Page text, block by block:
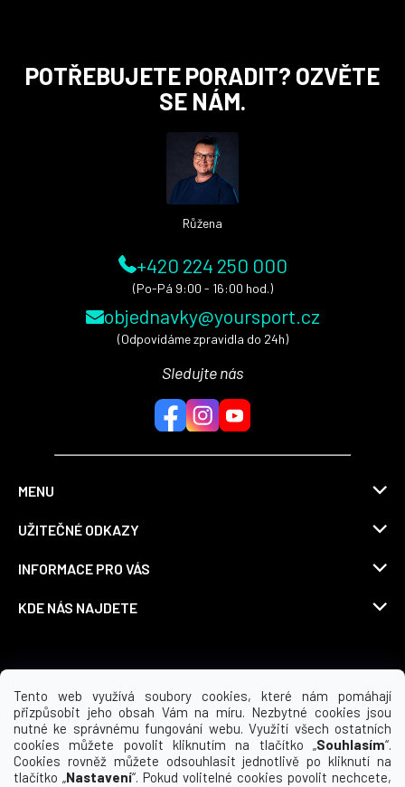
Tento web využívá soubory cookies, které nám pomáhají
přizpůsobit jeho obsah Vám na míru. Nezbytné cookies jsou
nutné ke správnému fungování webu. Využití všech ostatních
cookies můžete povolit kliknutím na tlačítko „Souhlasím“.
Cookies rovněž můžete odsouhlasit jednotlivě po kliknutí na
tlačítko „Nastavení“. Pokud volitelné cookies povolit nechcete,
POTŘEBUJETE PORADIT? OZVĚTE
SE NÁM.
Růžena
+420 224 250 000
(Po-Pá 9:00 - 16:00 hod.)
objednavky@yoursport.cz
(Odpovídáme zpravidla do 24h)
Sledujte nás
MENU
UŽITEČNÉ ODKAZY
INFORMACE PRO VÁS
KDE NÁS NAJDETE
Možnosti dopravy